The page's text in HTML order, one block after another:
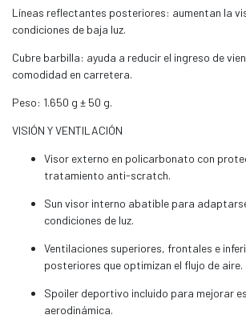
Líneas reflectantes posteriores: aumentan la
condiciones de baja luz.
Cubre barbilla: ayuda a reducir el ingreso de
comodidad en carretera.
Peso: 1.650 g ± 50 g.
VISIÓN Y VENTILACIÓN
Visor externo en policarbonato con
tratamiento anti-scratch.
Sun visor interno abatible para
condiciones de luz.
Ventilaciones superiores, frontales e
posteriores que optimizan el flujo de aire.
Spoiler deportivo incluido para mejorar
aerodinámica.